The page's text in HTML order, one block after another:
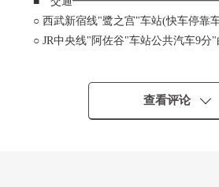
○ 西武新宿线"鹭之宫"车站(快车停靠
○ JR中央线"阿佐谷"车站公共汽车9分
■ 推荐焦点━━━━━━━━━━━・
0 三菱土地株式会社开发并分售
查看评论